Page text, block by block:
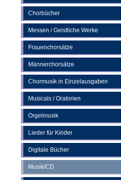
Chorbücher
Messen / Geistliche Werke
Frauenchorsätze
Männerchorsätze
Chormusik in Einzelausgaben
Musicals / Oratorien
Orgelmusik
Lieder für Kinder
Digitale Bücher
Musik/CD